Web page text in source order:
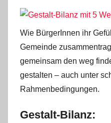
Wie BürgerInnen ihr
Gemeinde
gemeinsam den weg
gestalten – auch unter
Rahmenbedingungen.
Gestalt-Bilanz: